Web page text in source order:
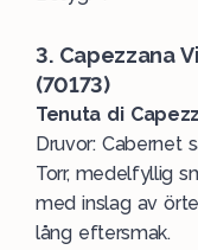
3. Capezzana
(70173)
Tenuta di
Druvor: Cabernet
Torr, medelfyllig
med inslag av
lång eftersmak.